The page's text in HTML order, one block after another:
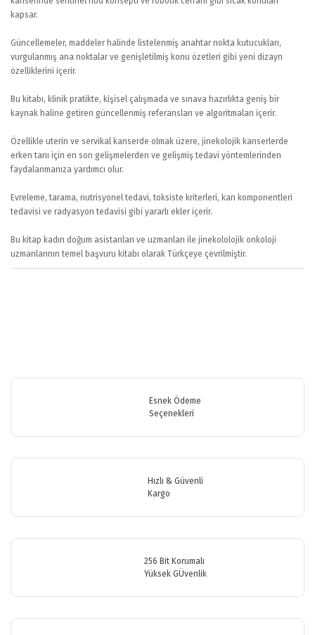
kapsar.
Güncellemeler, maddeler halinde listelenmiş anahtar nokta kutucukları,
vurgulanmış ana noktalar ve genişletilmiş konu özetleri gibi yeni dizayn
özelliklerini içerir.
Bu kitabı, klinik pratikte, kişisel çalışmada ve sınava hazırlıkta geniş bir
kaynak haline getiren güncellenmiş referansları ve algoritmaları içerir.
Özellikle uterin ve servikal kanserde olmak üzere, jinekolojik kanserlerde
erken tanı için en son gelişmelerden ve gelişmiş tedavi yöntemlerinden
faydalanmanıza yardımcı olur.
Evreleme, tarama, nutrisyonel tedavi, toksiste kriterleri, kan komponentleri
tedavisi ve radyasyon tedavisi gibi yararlı ekler içerir.
Bu kitap kadın doğum asistanları ve uzmanları ile jinekololojik onkoloji
uzmanlarının temel başvuru kitabı olarak Türkçeye çevrilmiştir.
iletebilirsiniz.
Ürün fiyatı diğer sitelerden daha pahalı.
Gönder
Esnek Ödeme
Seçenekleri
Hızlı & Güvenli
Kargo
256 Bit Korumalı
Yüksek GÜvenlik